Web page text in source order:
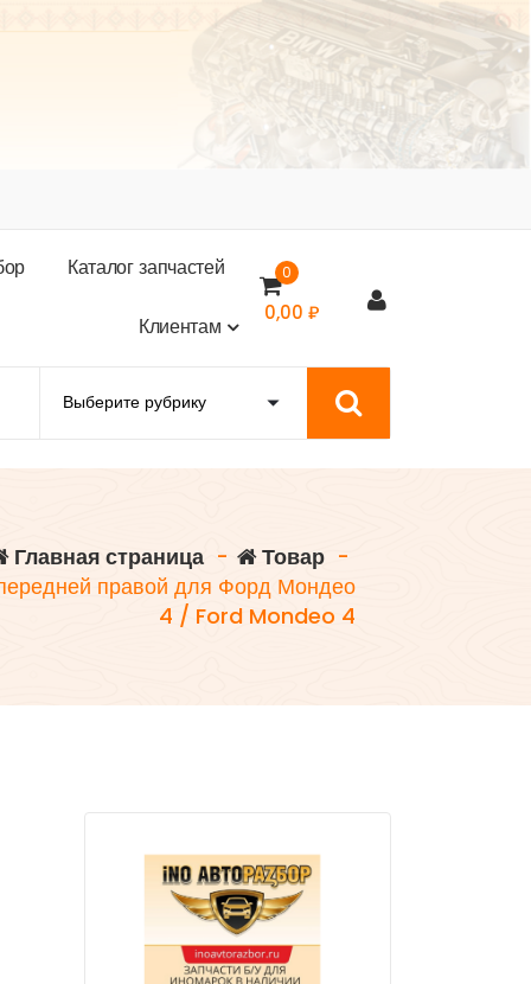
ор Каталогзапчастей
Клиентам
0
0,00 ₽
Главная страница - Товар -
правой для Форд Мондео
4 / Ford Mondeo 4